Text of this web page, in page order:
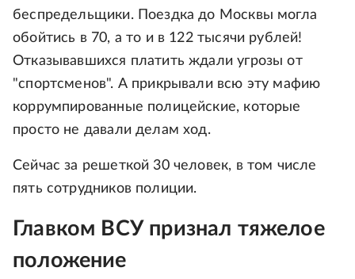
беспредельщики. Поездка до Москвы могла
обойтись в 70, а то и в 122 тысячи рублей!
Отказывавшихся платить ждали угрозы от
"спортсменов". А прикрывали всю эту мафию
коррумпированные полицейские, которые
просто не давали делам ход.
Сейчас за решеткой 30 человек, в том числе
пять сотрудников полиции.
Главком ВСУ признал тяжелое
положение